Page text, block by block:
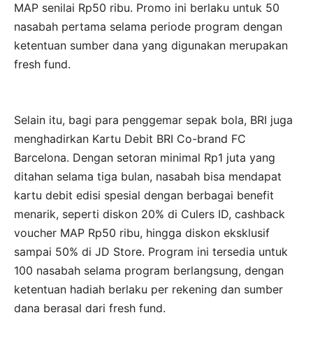
MAP senilai Rp50 ribu. Promo ini berlaku untuk 50
nasabah pertama selama periode program dengan
ketentuan sumber dana yang digunakan merupakan
fresh fund.
Selain itu, bagi para penggemar sepak bola, BRI juga
menghadirkan Kartu Debit BRI Co-brand FC
Barcelona. Dengan setoran minimal Rp1 juta yang
ditahan selama tiga bulan, nasabah bisa mendapat
kartu debit edisi spesial dengan berbagai benefit
menarik, seperti diskon 20% di Culers ID, cashback
voucher MAP Rp50 ribu, hingga diskon eksklusif
sampai 50% di JD Store. Program ini tersedia untuk
100 nasabah selama program berlangsung, dengan
ketentuan hadiah berlaku per rekening dan sumber
dana berasal dari fresh fund.